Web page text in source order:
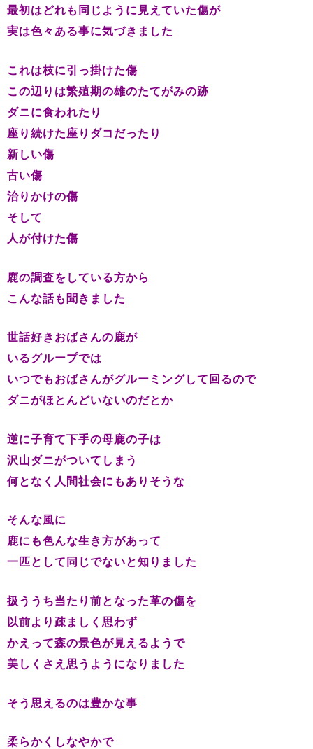
最初はどれも同じように見えていた傷が
実は色々ある事に気づきました
これは枝に引っ掛けた傷
この辺りは繁殖期の雄のたてがみの跡
ダニに食われたり
座り続けた座りダコだったり
新しい傷
古い傷
治りかけの傷
そして
人が付けた傷
鹿の調査をしている方から
こんな話も聞きました
世話好きおばさんの鹿が
いるグループでは
いつでもおばさんがグルーミングして回るので
ダニがほとんどいないのだとか
逆に子育て下手の母鹿の子は
沢山ダニがついてしまう
何となく人間社会にもありそうな
そんな風に
鹿にも色んな生き方があって
一匹として同じでないと知りました
扱ううち当たり前となった革の傷を
以前より疎ましく思わず
かえって森の景色が見えるようで
美しくさえ思うようになりました
そう思えるのは豊かな事
柔らかくしなやかで